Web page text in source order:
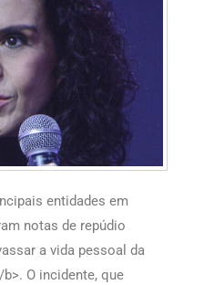
entidades em
notas de repúdio
a vida pessoal da
O incidente, que